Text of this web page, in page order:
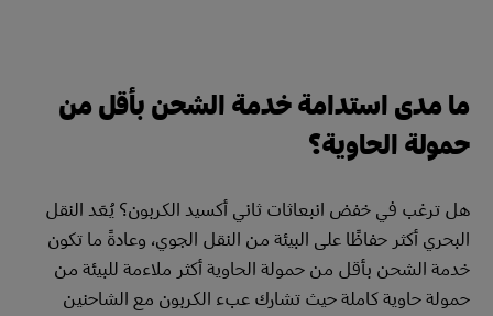
ما مدى استدامة خدمة الشحن بأقل من
حمولة الحاوية؟
هل ترغب في خفض انبعاثات ثاني أكسيد الكربون؟ يُعَد النقل
البحري أكثر حفاظًا على البيئة من النقل الجوي، وعادةً ما تكون
خدمة الشحن بأقل من حمولة الحاوية أكثر ملاءمة للبيئة من
حمولة حاوية كاملة حيث تشارك عبء الكربون مع الشاحنين